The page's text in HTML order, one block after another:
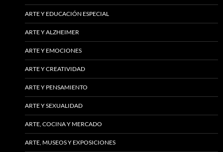
ARTE Y EDUCACIÓN ESPECIAL
ARTE Y ALZHEIMER
ARTE Y EMOCIONES
ARTE Y CREATIVIDAD
ARTE Y PENSAMIENTO
ARTE Y SEXUALIDAD
ARTE, COCINA Y MERCADO
ARTE, MUSEOS Y EXPOSICIONES